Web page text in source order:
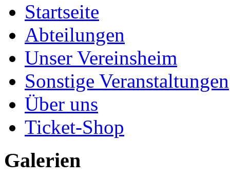
Startseite
Abteilungen
Unser Vereinsheim
Sonstige Veranstaltungen
Über uns
Ticket-Shop
Galerien